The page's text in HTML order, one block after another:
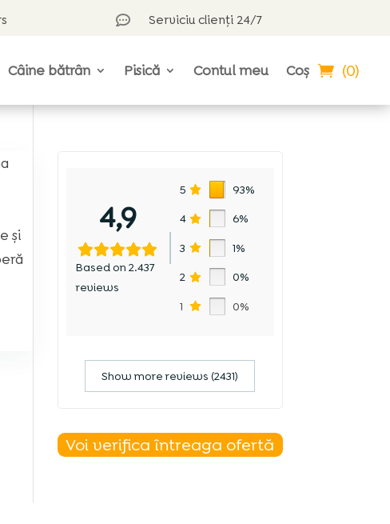
 Serviciu clienți 24/7
Câine bătrân Pisică Contul meu Coș (0)
şi
4,9
Based on 2.437
reviews
5 93%
4 6%
3 1%
2 0%
1 0%
Show more reviews (2431)
Voi verifica întreaga ofertă